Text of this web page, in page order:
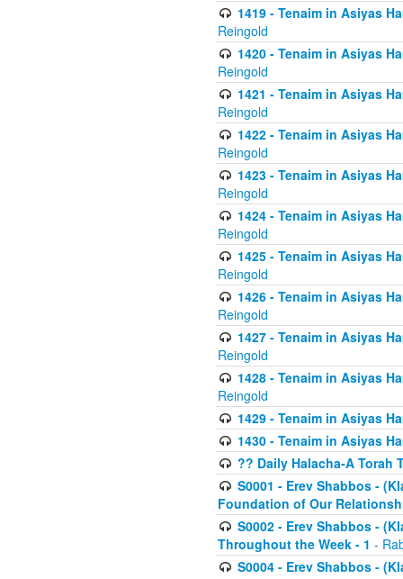
1419 - Tenaim in Asiyas
Reingold
1420 - Tenaim in Asiyas
Reingold
1421 - Tenaim in Asiyas
Reingold
1422 - Tenaim in Asiyas
Reingold
1423 - Tenaim in Asiyas
Reingold
1424 - Tenaim in Asiyas
Reingold
1425 - Tenaim in Asiyas
Reingold
1426 - Tenaim in Asiyas
Reingold
1427 - Tenaim in Asiyas
Reingold
1428 - Tenaim in Asiyas
Reingold
1429 - Tenaim in Asiyas
1430 - Tenaim in Asiyas
?? Daily Halacha-A Torah
S0001 - Erev Shabbos -
Foundation of Our
S0002 - Erev Shabbos -
Throughout the Week - 1 -
S0004 - Erev Shabbos -